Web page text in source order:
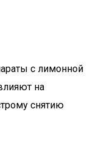
с лимонной
на
снятию